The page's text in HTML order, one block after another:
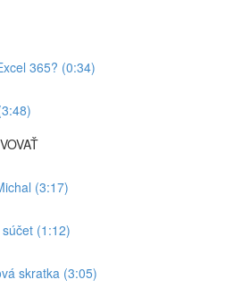
365? (0:34)
(3:17)
(1:12)
skratka (3:05)